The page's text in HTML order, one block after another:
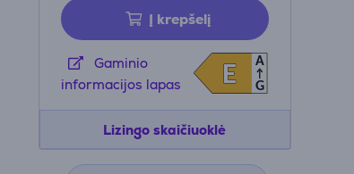
Į krepšelį
Gaminio
informacijos lapas
E
E A
G
Lizingo skaičiuoklė